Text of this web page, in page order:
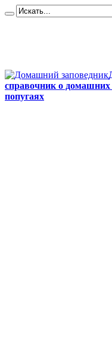
справочник о
попугаях